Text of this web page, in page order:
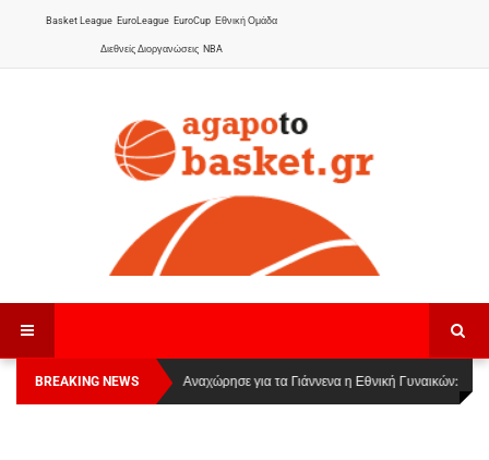
Basket League EuroLeague EuroCup Εθνική Ομάδα
Διεθνείς Διοργανώσεις NBA
BREAKING NEWS
Οι Πάνθηρες Καβάλας στην Women Basketball
League 1
Αναχώρησε για τα Γιάννενα η Εθνική Γυναικών: